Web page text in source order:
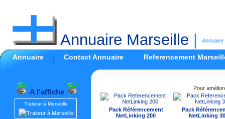
Annuaire Marseille Annuaire
Annuaire Contact Annuaire Referencement
A l'affiche
Traiteur à Marseille
Pour
Pack Référencement
NetLinking 200
Pack
NetLinking